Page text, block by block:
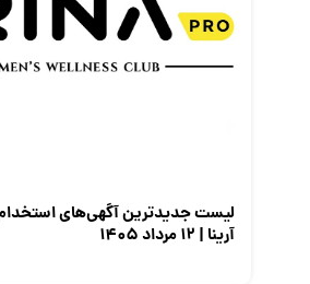
لیست جدیدترین آگهی‌های
آرینا | ۱۲ مرداد ۱۴۰۵